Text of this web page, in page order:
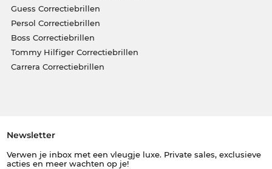
Guess Correctiebrillen
Persol Correctiebrillen
Boss Correctiebrillen
Tommy Hilfiger Correctiebrillen
Carrera Correctiebrillen
Newsletter
Verwen je inbox met een vleugje luxe. Private sales, exclusieve
acties en meer wachten op je!